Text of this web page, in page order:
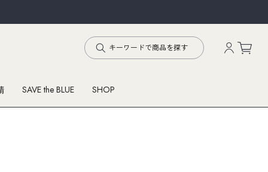
SAVE the BLUE SHOP